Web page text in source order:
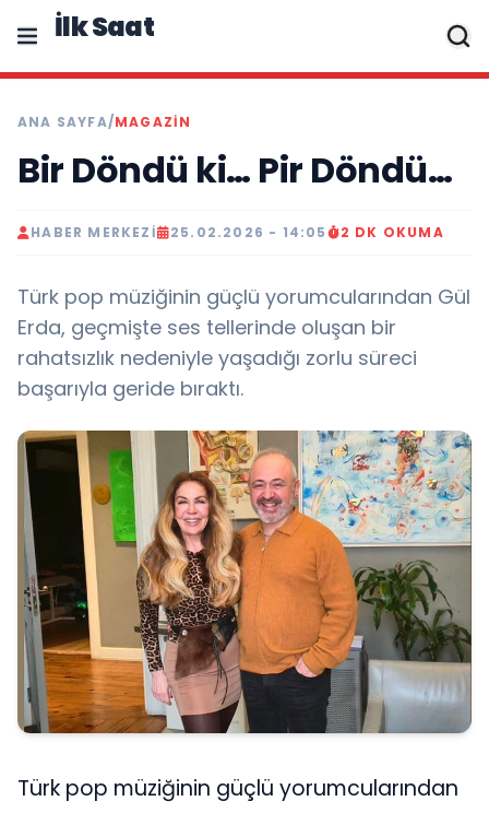
İlk Saat
ANA SAYFA/MAGAZIN
Bir Döndü ki… Pir Döndü…
HABER MERKEZI 25.02.2026 - 14:05 2 DK OKUMA
Türk pop müziğinin güçlü yorumcularından Gül
Erda, geçmişte ses tellerinde oluşan bir
rahatsızlık nedeniyle yaşadığı zorlu süreci
başarıyla geride bıraktı.
Türk pop müziğinin güçlü yorumcularından